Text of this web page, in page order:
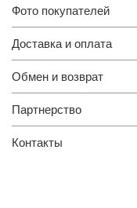
Фото покупателей
Доставка и оплата
Обмен и возврат
Партнерство
Контакты